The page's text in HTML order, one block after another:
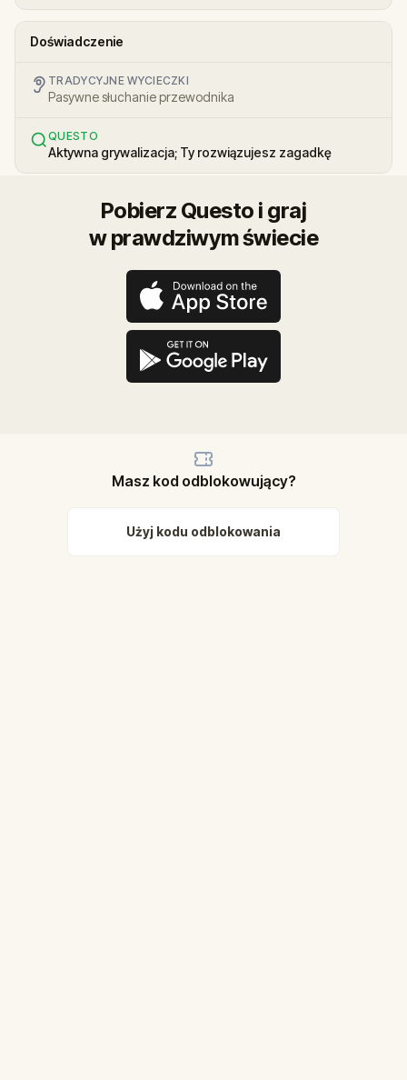
Doświadczenie
TRADYCYJNE WYCIECZKI
Pasywne słuchanie przewodnika
QUESTO
Aktywna grywalizacja; Ty rozwiązujesz zagadkę
Pobierz Questo i graj
w prawdziwym świecie
Masz kod odblokowujący?
Użyj kodu odblokowania